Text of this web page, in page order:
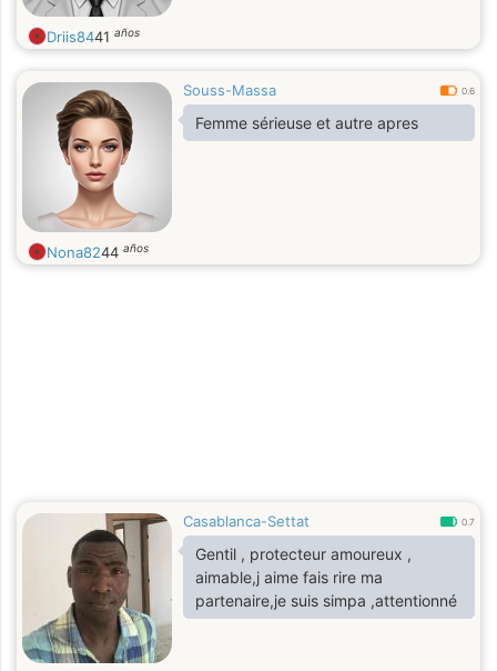
Driis8441 años
Souss-Massa 0.6
Femme sérieuse et autre apres
Nona8244 años
Casablanca-Settat 0.7
Gentil , protecteur amoureux ,
aimable,j aime fais rire ma
partenaire,je suis simpa ,attentionné